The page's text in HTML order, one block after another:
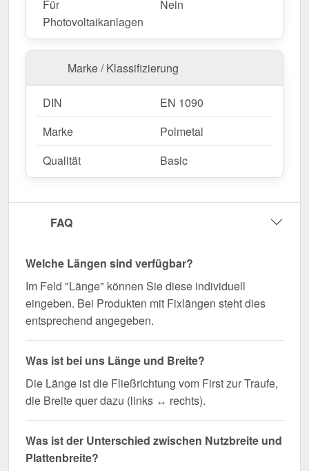
Für
Photovoltaikanlagen
Nein
Marke / Klassifizierung
DIN
EN 1090
Marke
Polmetal
Qualität
Basic
FAQ
Welche Längen sind verfügbar?
Im Feld "Länge" können Sie diese individuell
eingeben. Bei Produkten mit Fixlängen steht dies
entsprechend angegeben.
Was ist bei uns Länge und Breite?
Die Länge ist die Fließrichtung vom First zur Traufe,
die Breite quer dazu (links ↔ rechts).
Was ist der Unterschied zwischen Nutzbreite und
Plattenbreite?